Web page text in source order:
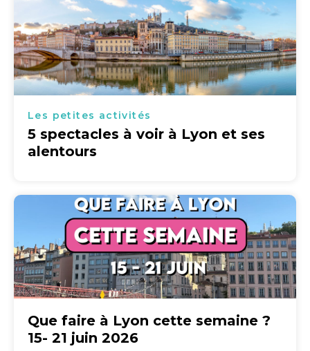
Les petites activités
5 spectacles à voir à Lyon et ses
alentours
Que faire à Lyon cette semaine ?
15- 21 juin 2026